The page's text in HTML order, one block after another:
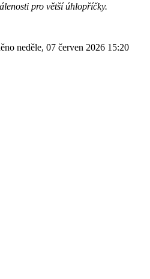
pro větší úhlopříčky.
neděle, 07 červen 2026 15:20